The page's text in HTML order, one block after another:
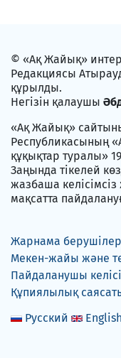
© «Ақ Жайық»
Редакциясы
құрылды.
Негізін қалаушы
«Ақ Жайық»
Республикасының
құқықтар туралы»
Заңында тікелей
жазбаша
мақсатта
Жарнама
Мекен-жайы және
Пайдаланушы
Құпиялылық
Русский
English